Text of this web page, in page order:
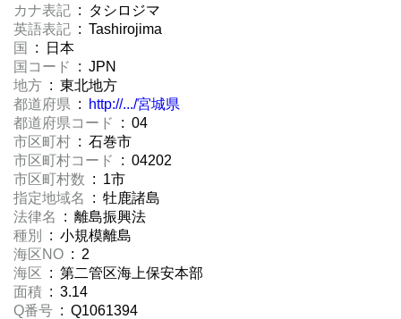
カナ表記 : タシロジマ
英語表記 : Tashirojima
国
: 日本
国コード
: JPN
地方 : 東北地方
都道府県 :
http://.../宮城県
都道府県コード
: 04
市区町村 : 石巻市
市区町村コード
: 04202
市区町村数 : 1市
指定地域名
: 牡鹿諸島
法律名
: 離島振興法
種別
: 小規模離島
海区NO : 2
海区 : 第二管区海上保安本部
面積 : 3.14
Q番号 : Q1061394